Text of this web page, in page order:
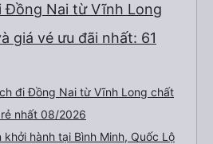
Đồng Nai từ Vĩnh Long
giá vé ưu đãi nhất: 61
đi Đồng Nai từ Vĩnh Long chất
nhất 08/2026
khởi hành tại Bình Minh, Quốc Lộ